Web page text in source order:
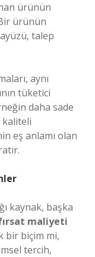
ürünün
ürünün
talep
aynı
tüketici
daha sade
eş anlamı olan
kaynak, başka
maliyeti
bir biçim mi,
tercih,